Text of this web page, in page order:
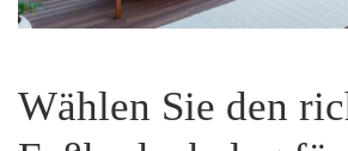
Wählen Sie den